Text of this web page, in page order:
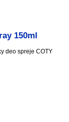
150ml
deo spreje COTY